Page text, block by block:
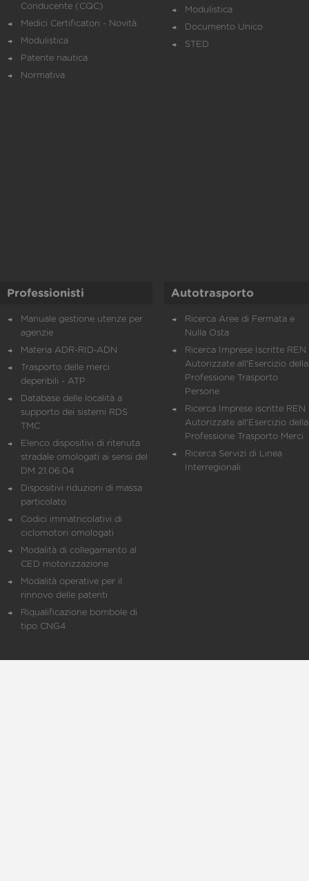
Conducente (CQC)
Medici Certificatori - Novità
Modulistica
Patente nautica
Normativa
Modulistica
Documento Unico
STED
Professionisti
Manuale gestione utenze per
agenzie
Materia ADR-RID-ADN
Trasporto delle merci
deperibili - ATP
Database delle località a
supporto dei sistemi RDS
TMC
Elenco dispositivi di ritenuta
stradale omologati ai sensi del
DM 21.06.04
Dispositivi riduzioni di massa
particolato
Codici immatricolativi di
ciclomotori omologati
Modalità di collegamento al
CED motorizzazione
Modalità operative per il
rinnovo delle patenti
Riqualificazione bombole di
tipo CNG4
Autotrasporto
Ricerca Aree di Fermata e
Nulla Osta
Ricerca Imprese Iscritte REN
Autorizzate all'Esercizio della
Professione Trasporto
Persone
Ricerca Imprese iscritte REN
Autorizzate all'Esercizio della
Professione Trasporto Merci
Ricerca Servizi di Linea
Interregionali